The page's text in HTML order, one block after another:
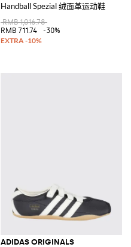
Handball Spezial 绒面革运动鞋
RMB 1,016.78
RMB 711.74
-30%
ADIDAS ORIGINALS